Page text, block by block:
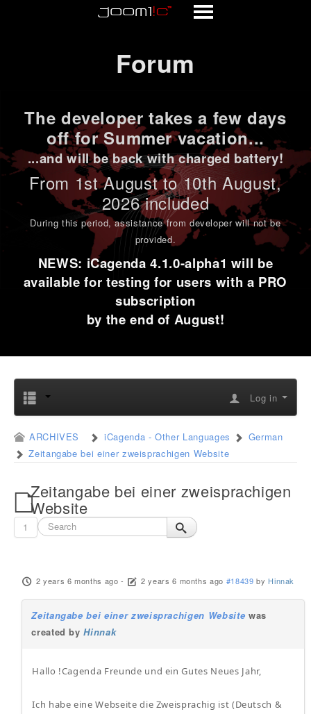
Forum
The developer takes a few days
off for Summer vacation...
...and will be back with charged battery!
From 1stAugust to 10th August,
2026 included
During this period,assistance from developer will not be
provided.
NEWS: iCagenda 4.1.0-alpha1 will be
available for testing for users with a PRO
subscription
by the end of August!
Log in
ARCHIVES iCagenda - Other Languages
German
Zeitangabe bei einer zweisprachigen Website
Zeitangabe bei einer zweisprachigen
Website
1
2 years 6 months ago - 2 years 6 months ago #18439 by Hinnak
Zeitangabe bei einer zweisprachigen Website was
created byHinnak
Hallo !Cagenda Freunde und ein Gutes Neues Jahr,
Ich habe eine Webseite die Zweisprachig ist (Deutsch &